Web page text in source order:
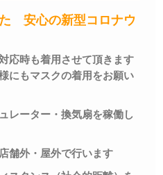
安心の新型コロナウ
応時も着用させて頂きます
にもマスクの着用をお願い
レーター・換気扇を稼働し
舗外・屋外で行います